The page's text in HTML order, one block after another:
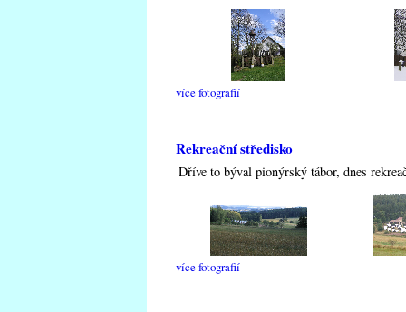
více fotografií
Rekreační středisko
Dříve to býval pionýrský tábor, dnes
více fotografií